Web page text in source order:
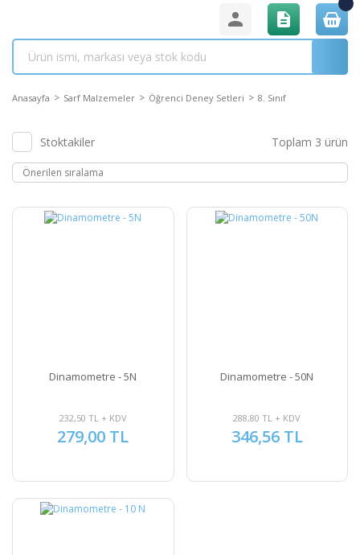
Anasayfa Sarf Malzemeler Öğrenci Deney Setleri 8. Sınıf
Stoktakiler Toplam 3 ürün
Dinamometre - 5N
232,50 TL + KDV
279,00 TL
Dinamometre - 50N
288,80 TL + KDV
346,56 TL